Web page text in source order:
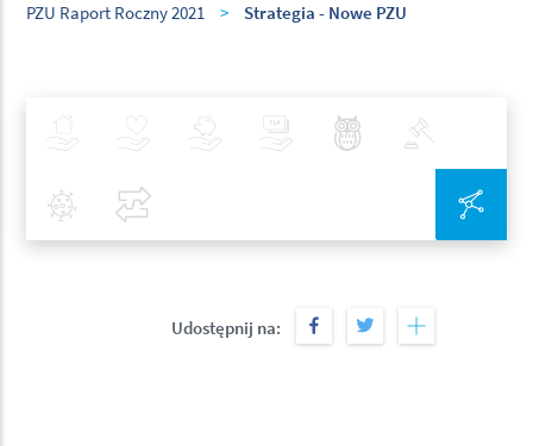
PZU Raport Roczny 2021 > Strategia - Nowe PZU
Udostępnij na:
Zdrowie Inwestycje Bankowość Najlepsze Praktyki
Covid-19